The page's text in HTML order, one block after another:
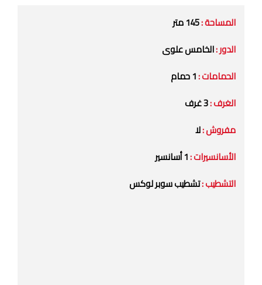
المساحة :145 متر
الدور :الخامس علوى
الحمامات :1 حمام
الغرف :3 غرف
مفروش :لا
الأسانسيرات :1 أسانسير
التشطيب :تشطيب سوبر لوكس